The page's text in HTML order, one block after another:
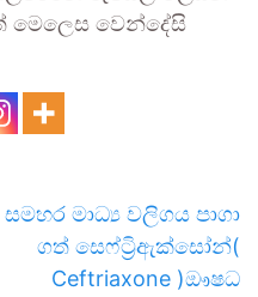
මෙලෙස වෙන්දේසි
සමහර මාධ්‍ය වලිගය පාගා
ගත් සෙෆ්ට්‍රිඇක්සෝන්(
Ceftriaxone )ඖෂධ